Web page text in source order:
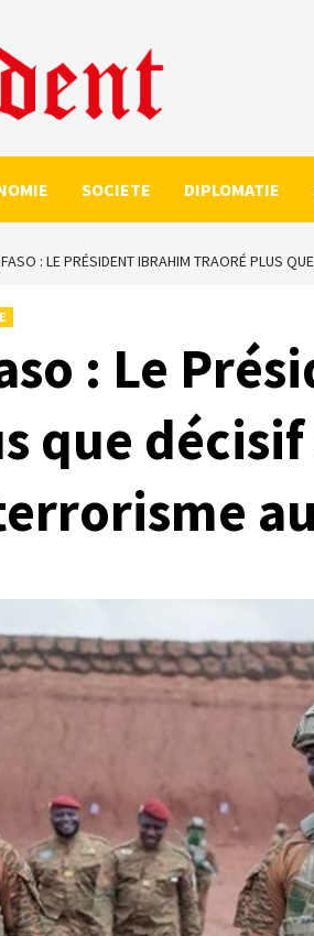
SOCIETE DIPLOMATIE
: LE PRÉSIDENT IBRAHIM TRAORÉ PLUS
: Le
que